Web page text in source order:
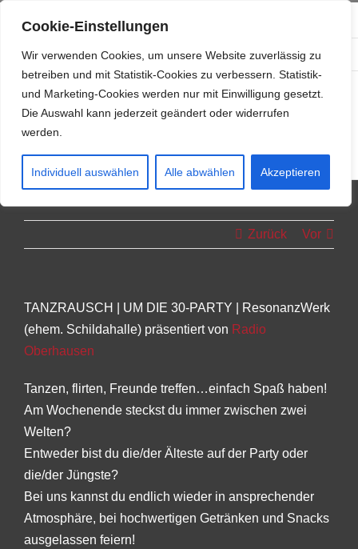
Cookie-Einstellungen
Wir verwenden Cookies, um unsere Website zuverlässig zu
betreiben und mit Statistik-Cookies zu verbessern. Statistik-
und Marketing-Cookies werden nur mit Einwilligung gesetzt.
Die Auswahl kann jederzeit geändert oder widerrufen
werden.
Individuell auswählen Alle abwählen Akzeptieren
Inhalt
springen
info@resonanzwerk.de
FacebookInstagram
E-
Zurück Vor
TANZRAUSCH | UM DIE 30-PARTY | ResonanzWerk
(ehem. Schildahalle) präsentiert von Radio
Oberhausen
Tanzen, flirten, Freunde treffen…einfach Spaß haben!
Am Wochenende steckst du immer zwischen zwei
Welten?
Entweder bist du die/der Älteste auf der Party oder
die/der Jüngste?
Bei uns kannst du endlich wieder in ansprechender
Atmosphäre, bei hochwertigen Getränken und Snacks
ausgelassen feiern!